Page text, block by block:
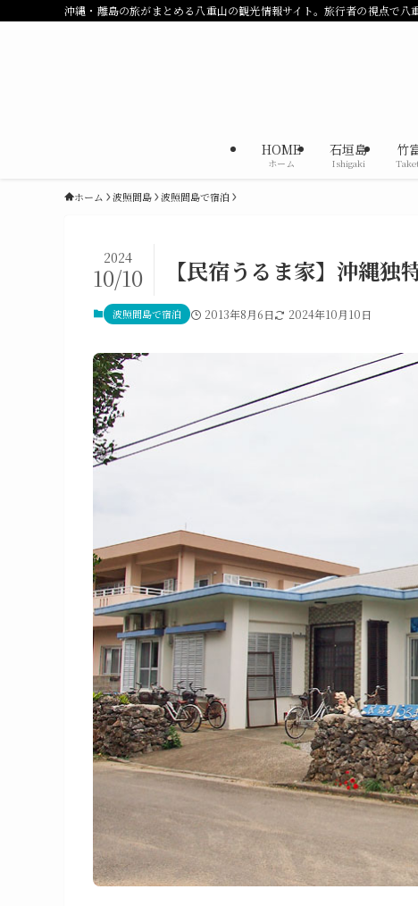
沖縄・離島の旅がまとめる八重山の観光情報サイト。旅行者の視点で八
HOME
ホーム
石垣島
Ishigaki
竹
ホーム 波照間島 波照間島で宿泊
【民宿うるま家】沖縄独
2024
10/10
波照間島で宿泊 2013年8月6日 2024年10月10日